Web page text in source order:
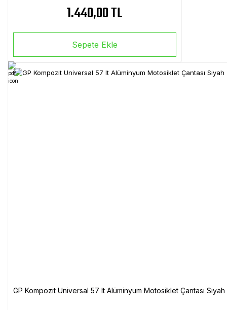
1.440,00 TL
Sepete Ekle
GP Kompozit Universal 57 lt Alüminyum Motosiklet Çantası Siyah